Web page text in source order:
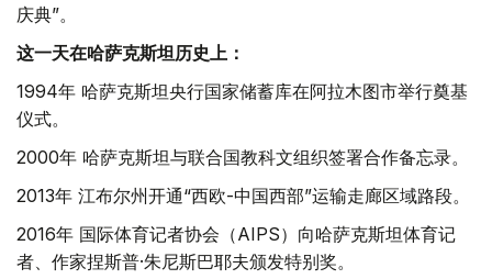
庆典”。
这一天在哈萨克斯坦历史上：
1994年 哈萨克斯坦央行国家储蓄库在阿拉木图市举行奠基
仪式。
2000年 哈萨克斯坦与联合国教科文组织签署合作备忘录。
2013年 江布尔州开通“西欧-中国西部”运输走廊区域路段。
2016年 国际体育记者协会（AIPS）向哈萨克斯坦体育记
者、作家捏斯普·朱尼斯巴耶夫颁发特别奖。